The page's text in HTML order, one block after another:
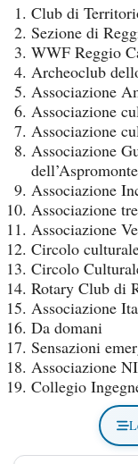
Club di
Sezione di
WWF Reggio
Archeoclub
Associazione
Associazione
Associazione
Associazione
dell’Aspromonte
Associazione
Associazione
Associazione
Circolo
Circolo
Rotary Club di
Associazione
Da domani
Sensazioni
Associazione
Collegio